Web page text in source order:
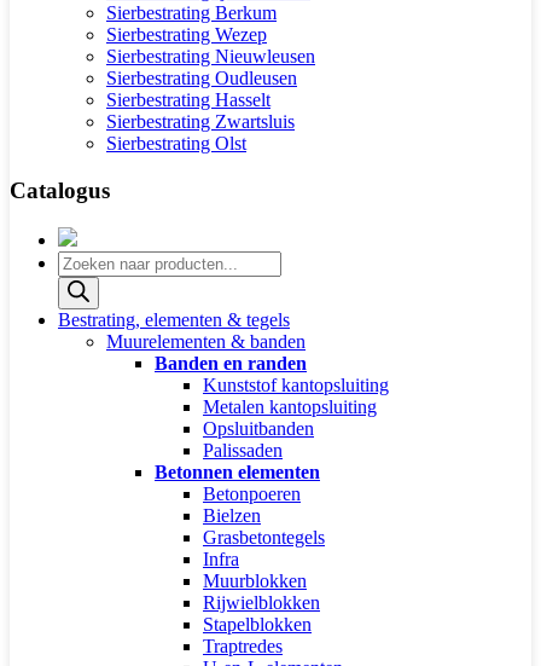
Sierbestrating Berkum
Sierbestrating Wezep
Sierbestrating Nieuwleusen
Sierbestrating Oudleusen
Sierbestrating Hasselt
Sierbestrating Zwartsluis
Sierbestrating Olst
Catalogus
Producten
zoeken
Bestrating, elementen & tegels
Muurelementen & banden
Banden en randen
Kunststof kantopsluiting
Metalen kantopsluiting
Opsluitbanden
Palissaden
Betonnen elementen
Betonpoeren
Bielzen
Grasbetontegels
Infra
Muurblokken
Rijwielblokken
Stapelblokken
Traptredes